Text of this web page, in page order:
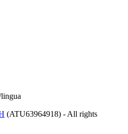
(ATU63964918) - All rights